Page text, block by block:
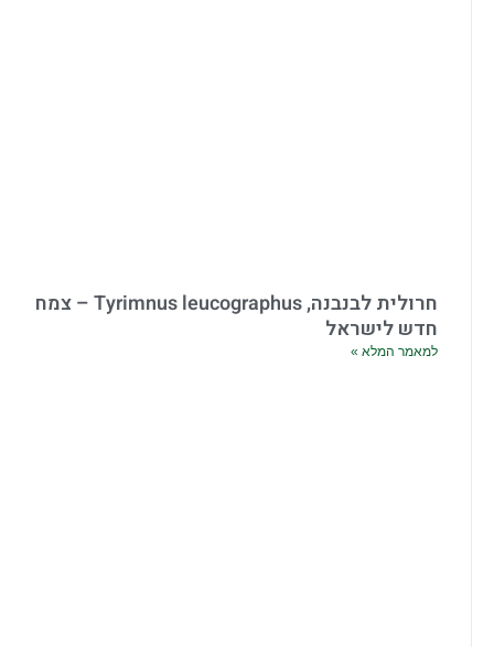
חרולית לבנבנה, Tyrimnus leucographus – צמח
חדש לישראל
למאמר המלא »